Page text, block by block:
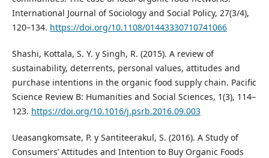
International Journal of Sociology and Social Policy, 27(3/4),
120–134. https://doi.org/10.1108/01443330710741066
Shashi, Kottala, S. Y. y Singh, R. (2015). A review of
sustainability, deterrents, personal values, attitudes and
purchase intentions in the organic food supply chain. Pacific
Science Review B: Humanities and Social Sciences, 1(3), 114–
123. https://doi.org/10.1016/j.psrb.2016.09.003
Ueasangkomsate, P. y Santiteerakul, S. (2016). A Study of
Consumers’ Attitudes and Intention to Buy Organic Foods